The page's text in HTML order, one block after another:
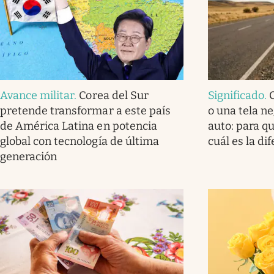
Avance militar. Corea del Sur
pretende transformar a este país
de América Latina en potencia
global con tecnología de última
generación
Significado.
o una tela
auto: para
cuál es la